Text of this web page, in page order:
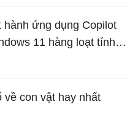
hành ứng dụng Copilot
11 hàng loạt tính
về con vật hay nhất